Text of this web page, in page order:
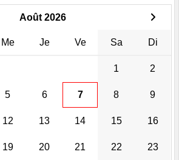
Août 2026
Me Je Ve Sa Di
1 2
5 6 7 8 9
12 13 14 15 16
19 20 21 22 23